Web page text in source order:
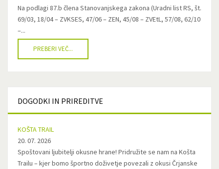
Na podlagi 87.b člena Stanovanjskega zakona (Uradni list RS, št.
69/03, 18/04 – ZVKSES, 47/06 – ZEN, 45/08 – ZVEtL, 57/08, 62/10
–...
PREBERI VEČ...
DOGODKI IN PRIREDITVE
KOŠTA TRAIL
20. 07. 2026
Spoštovani ljubitelji okusne hrane! Pridružite se nam na Košta
Trailu – kjer bomo športno doživetje povezali z okusi Črjanske